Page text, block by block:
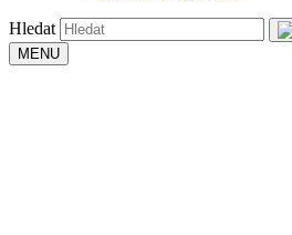
Hledat
MENU